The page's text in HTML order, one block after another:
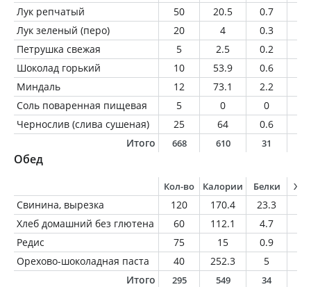
Лук репчатый
50 20.5 0.7
Лук зеленый (перо)
20 4 0.3
Петрушка свежая
5 2.5 0.2
Шоколад горький
10 53.9 0.6
Миндаль
12 73.1 2.2
Соль поваренная пищевая
5 0 0
Чернослив (слива сушеная)
25 64 0.6
Итого
668 610 31
Обед
Кол-во Калории Белки
Свинина, вырезка 120 170.4 23.3
Хлеб домашний без глютена
60 112.1 4.7
Редис
75 15 0.9
Орехово-шоколадная паста
40 252.3 5
Итого
295 549 34